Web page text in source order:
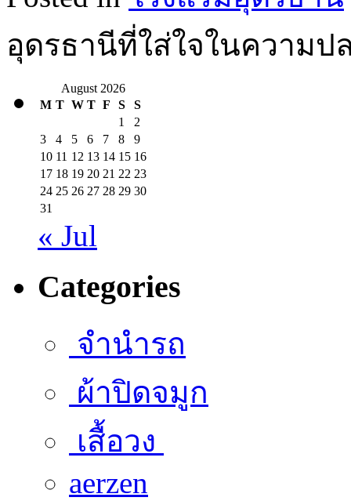
อุดรธานีที่ใส่ใจในความ
August 2026
M T W T F S
S
1
2
3
4 5 6 7 8
9
10 11 12 13 14 15 16
17 18 19 20 21 22 23
24 25 26 27 28 29 30
31
« Jul
Categories
จำนำรถ
ผ้าปิดจมูก
เสื้อวง
aerzen